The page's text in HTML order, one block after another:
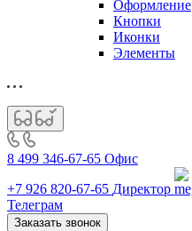
Оформление
Кнопки
Иконки
Элементы
8 499 346-67-65 Офис
+7 926 820-67-65 Директор
Телеграм
Заказать звонок